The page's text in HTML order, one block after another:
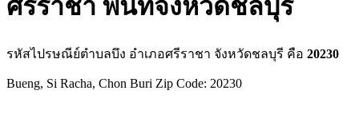
ศรีราชา พื้นที่จังหวัดชลบุรี
รหัสไปรษณีย์ตำบลบึง อำเภอศรีราชา จังหวัดชลบุรี คือ 20230
Bueng, Si Racha, Chon Buri Zip Code: 20230